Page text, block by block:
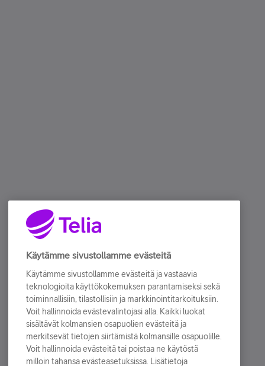
Käytämme sivustollamme evästeitä
Käytämme sivustollamme evästeitä ja vastaavia
teknologioita käyttökokemuksen parantamiseksi sekä
toiminnallisiin, tilastollisiin ja markkinointitarkoituksiin.
Voit hallinnoida evästevalintojasi alla. Kaikki luokat
sisältävät kolmansien osapuolien evästeitä ja
merkitsevät tietojen siirtämistä kolmansille osapuolille.
Voit hallinnoida evästeitä tai poistaa ne käytöstä
milloin tahansa evästeasetuksissa. Lisätietoja